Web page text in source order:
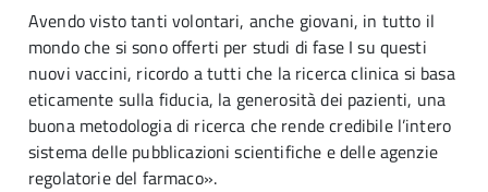
Avendo visto tanti volontari, anche giovani, in tutto il
mondo che si sono offerti per studi di fase I su questi
nuovi vaccini, ricordo a tutti che la ricerca clinica si basa
eticamente sulla fiducia, la generosità dei pazienti, una
buona metodologia di ricerca che rende credibile l’intero
sistema delle pubblicazioni scientifiche e delle agenzie
regolatorie del farmaco».